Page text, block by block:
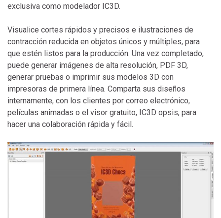
exclusiva como modelador IC3D.
Visualice cortes rápidos y precisos e ilustraciones de
contracción reducida en objetos únicos y múltiples, para
que estén listos para la producción. Una vez completado,
puede generar imágenes de alta resolución, PDF 3D,
generar pruebas o imprimir sus modelos 3D con
impresoras de primera línea. Comparta sus diseños
internamente, con los clientes por correo electrónico,
películas animadas o el visor gratuito, IC3D opsis, para
hacer una colaboración rápida y fácil.